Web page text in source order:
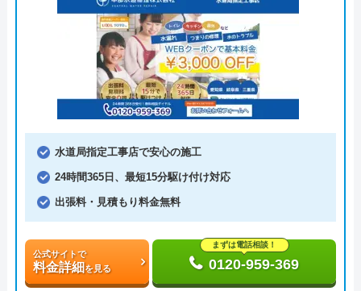
水道局指定工事店で安心の施工
24時間365日、最短15分駆け付け対応
出張料・見積もり料金無料
公式サイトで
料金詳細を見る
まずは電話相談！
0120-959-369